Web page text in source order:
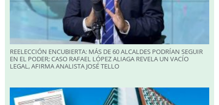
REELECCIÓN ENCUBIERTA: MÁS DE 60 ALCALDES PODRÍAN SEGUIR
EN EL PODER; CASO RAFAEL LÓPEZ ALIAGA REVELA UN VACÍO
LEGAL, AFIRMA ANALISTA JOSÉ TELLO